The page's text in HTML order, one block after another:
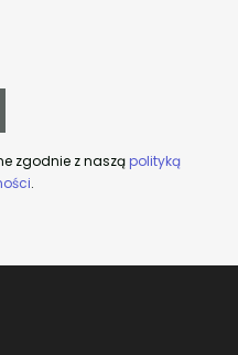
zgodnie z nasząpolityką
.